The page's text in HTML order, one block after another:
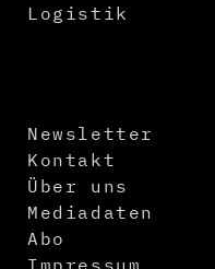
Logistik
Newsletter
Kontakt
Über uns
Mediadaten
Abo
Impressum